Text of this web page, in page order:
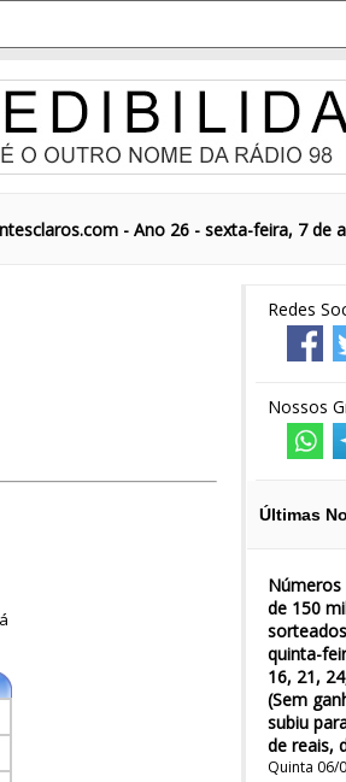
- Ano 26 - sexta-feira, 7 de
Redes
Nossos
Últimas
Números
de 150
quinta-
16, 21,
(Sem
subiu
de reais,
Quinta 06/